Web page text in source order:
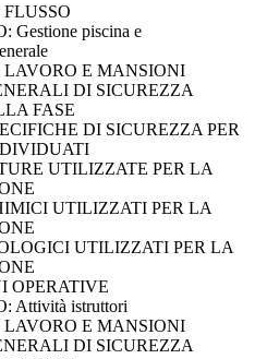
Gestione piscina e
E MANSIONI
DI SICUREZZA
FASE
DI SICUREZZA PER
UTILIZZATE PER LA
UTILIZZATI PER LA
UTILIZZATI PER LA
OPERATIVE
Attività istruttori
E MANSIONI
DI SICUREZZA